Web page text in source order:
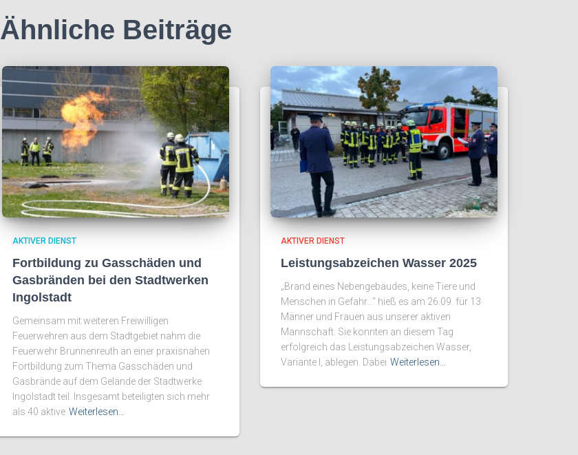
Ähnliche Beiträge
AKTIVER DIENST
Fortbildung zu Gasschäden und
Gasbränden bei den Stadtwerken
Ingolstadt
Gemeinsam mit weiteren Freiwilligen
Feuerwehren aus dem Stadtgebiet nahm die
Feuerwehr Brunnenreuth an einer praxisnahen
Fortbildung zum Thema Gasschäden und
Gasbrände auf dem Gelände der Stadtwerke
Ingolstadt teil. Insgesamt beteiligten sich mehr
als 40 aktive Weiterlesen…
AKTIVER DIENST
Leistungsabzeichen Wasser 2025
„Brand eines Nebengebäudes, keine Tiere und
Menschen in Gefahr…“ hieß es am 26.09. für 13
Männer und Frauen aus unserer aktiven
Mannschaft. Sie konnten an diesem Tag
erfolgreich das Leistungsabzeichen Wasser,
Variante I, ablegen. Dabei Weiterlesen…